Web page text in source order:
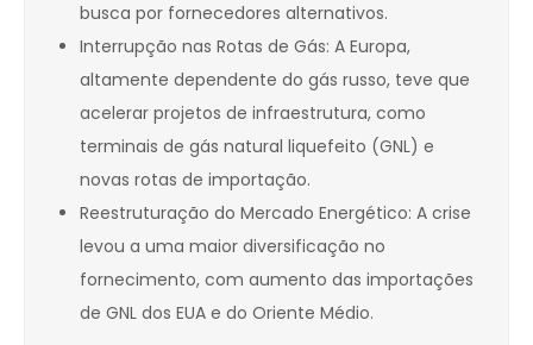
busca por fornecedores alternativos.
Interrupção nas Rotas de Gás: A Europa,
altamente dependente do gás russo, teve que
acelerar projetos de infraestrutura, como
terminais de gás natural liquefeito (GNL) e
novas rotas de importação.
Reestruturação do Mercado Energético: A crise
levou a uma maior diversificação no
fornecimento, com aumento das importações
de GNL dos EUA e do Oriente Médio.